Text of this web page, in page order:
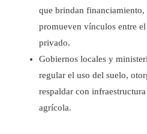
que brindan
promueven vínculos entre
privado.
Gobiernos locales y
regular el uso del suelo,
respaldar con
agrícola.